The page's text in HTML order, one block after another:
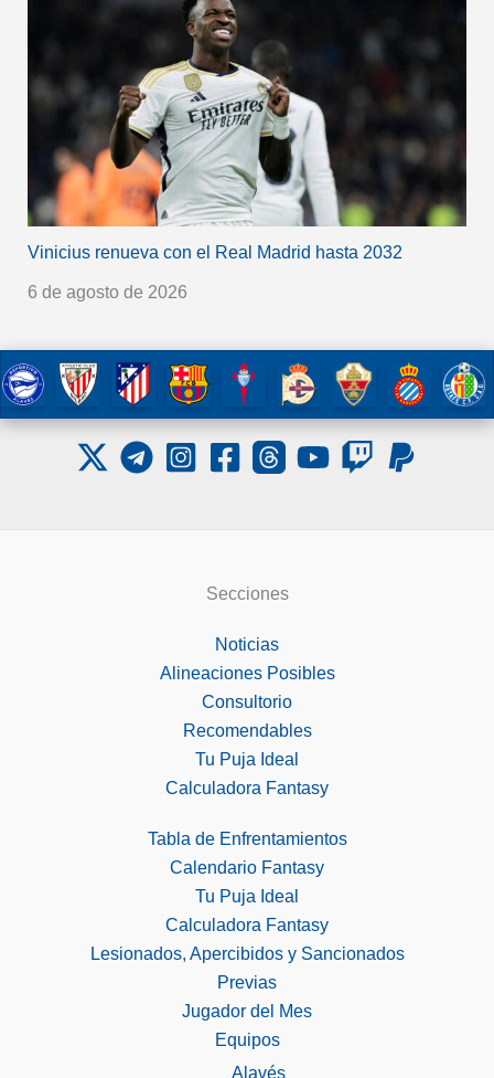
Vinicius renueva con el Real Madrid hasta 2032
6 de agosto de 2026
Secciones
Noticias
Alineaciones Posibles
Consultorio
Recomendables
Tu Puja Ideal
Calculadora Fantasy
Tabla de Enfrentamientos
Calendario Fantasy
Tu Puja Ideal
Calculadora Fantasy
Lesionados, Apercibidos y Sancionados
Previas
Jugador del Mes
Equipos
Alavés